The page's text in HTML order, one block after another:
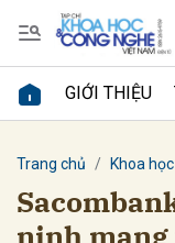
GIỚI THIỆU
Trang chủ Khoa
ninh mạng
Gửi bình